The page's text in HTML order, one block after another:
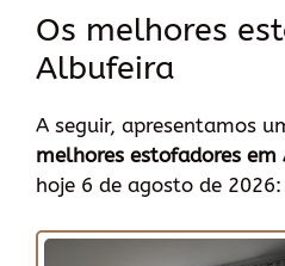
Os melhores
Albufeira
A seguir, apresentamos
melhores estofadores em
hoje 6 de agosto de 2026: